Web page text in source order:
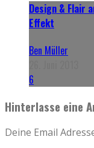
Design & Flair
Effekt
Ben Müller
6
Hinterlasse eine
Deine Email